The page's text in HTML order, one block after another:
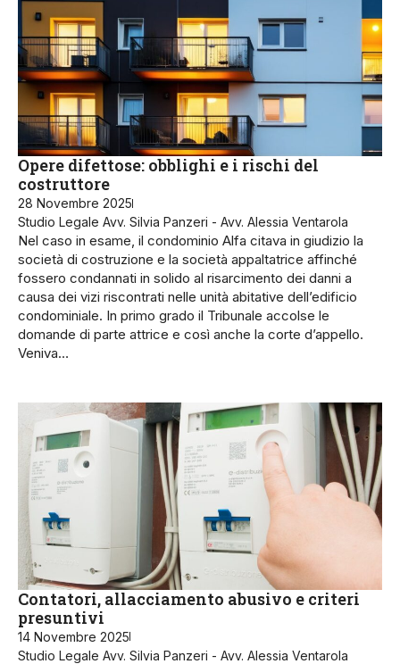
Opere difettose: obblighi e i rischi del
costruttore
28 Novembre 2025
Studio Legale Avv. Silvia Panzeri - Avv. Alessia Ventarola
Nel caso in esame, il condominio Alfa citava in giudizio la
società di costruzione e la società appaltatrice affinché
fossero condannati in solido al risarcimento dei danni a
causa dei vizi riscontrati nelle unità abitative dell’edificio
condominiale. In primo grado il Tribunale accolse le
domande di parte attrice e così anche la corte d’appello.
Veniva…
Contatori, allacciamento abusivo e criteri
presuntivi
14 Novembre 2025
Studio Legale Avv. Silvia Panzeri - Avv. Alessia Ventarola